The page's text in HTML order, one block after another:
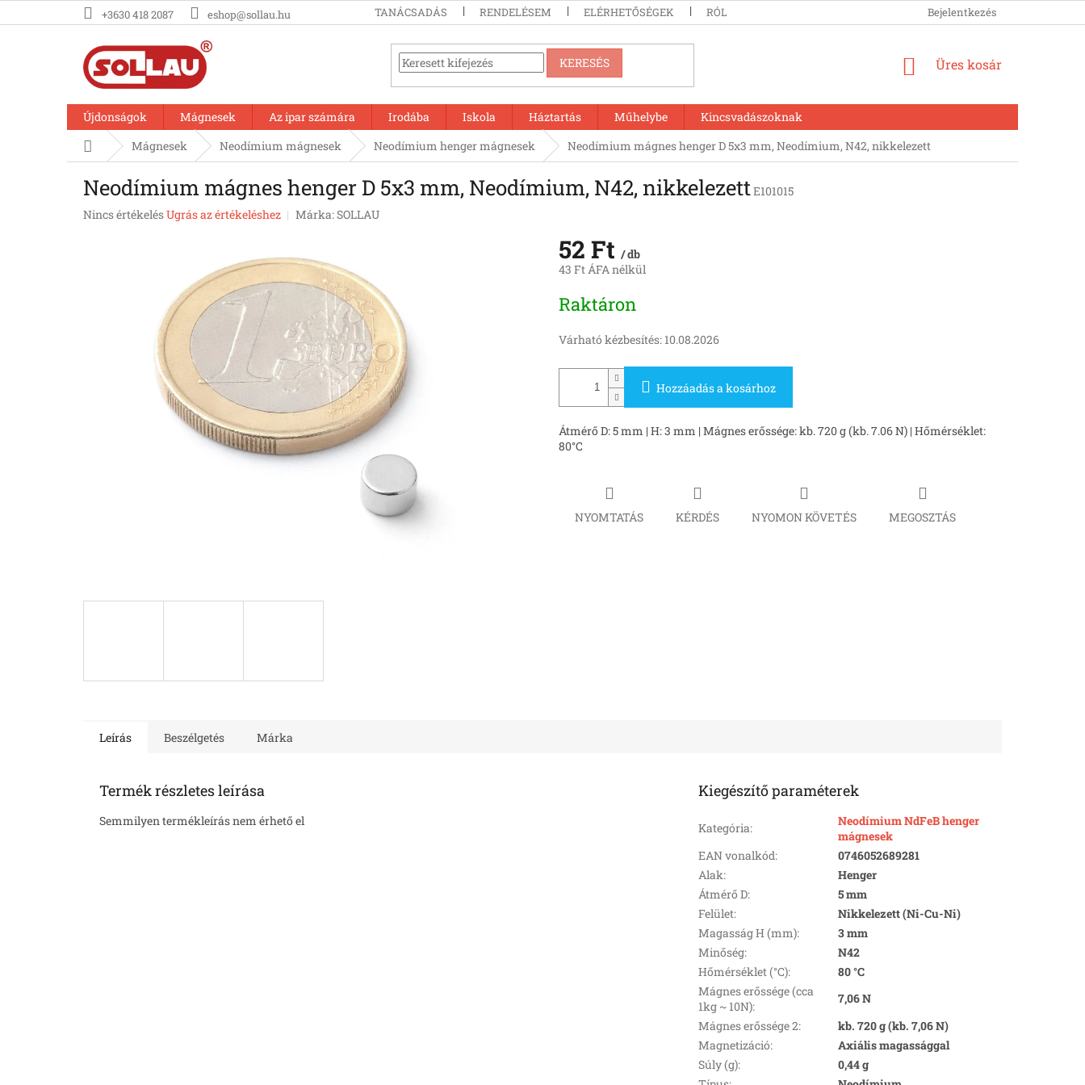
a
+3630 418 2087 eshop@sollau.hu TANÁCSADÁS RENDELÉSEM ELÉRHETŐSÉGEK RÓLUNK Bejelentkezés
KERESÉS KOSÁR
Üres kosár
Újdonságok Mágnesek Az ipar számára Irodába Iskola Háztartás Műhelybe
Kincsvadászoknak
KezdőlapMágnesek Neodímium mágnesek Neodímium henger mágnesek Neodímium mágnes henger D 5x3 mm, Neodímium, N42, nikkelezett
Neodímium mágnes henger D 5x3 mm, Neodímium, N42, nikkelezettE101015
A
Nincs értékelésUgrás az értékeléshez Márka:SOLLAU
52 Ft / db
43 Ft ÁFA nélkül
Raktáron
Várható kézbesítés: 10.08.2026
Hozzáadás a kosárhoz
Átmérő D: 5 mm | H: 3 mm | Mágnes erőssége: kb. 720 g (kb. 7.06 N) | Hőmérséklet:
80°C
NYOMTATÁS KÉRDÉS NYOMON KÖVETÉS MEGOSZTÁS
Leírás Beszélgetés Márka
Termék részletes leírása
Semmilyen termékleírás nem érhető el
Kiegészítő paraméterek
Kategória:
Neodímium NdFeB henger
mágnesek
EAN vonalkód:
0746052689281
Alak:
Henger
Átmérő D:
5 mm
Felület:
Nikkelezett (Ni-Cu-Ni)
Magasság H (mm):
3 mm
Minőség:
N42
Hőmérséklet (°C):
80 °C
Mágnes erőssége (cca
1kg ~ 10N):
7,06 N
Mágnes erőssége 2:
kb. 720 g (kb. 7,06 N)
Magnetizáció:
Axiális magassággal
Súly (g):
0,44 g